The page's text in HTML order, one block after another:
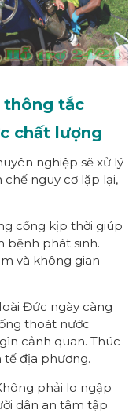
thông tắc
chất lượng
nghiệp sẽ xử lý
nguy cơ lặp lại,
cống kịp thời giúp
bệnh phát sinh.
và không gian
Đức ngày càng
thoát nước
cảnh quan. Thúc
địa phương.
phải lo ngập
dân an tâm tập